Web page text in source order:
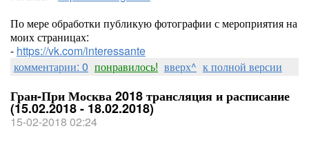
По мере обработки публикую фотографии с мероприятия на
моих страницах:
- https://vk.com/interessante
комментарии: 0 понравилось! вверх^ к полной версии
Гран-При Москва 2018 трансляция и расписание
(15.02.2018 - 18.02.2018)
15-02-2018 02:24